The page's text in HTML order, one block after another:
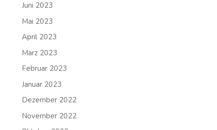
Juni 2023
Mai 2023
April 2023
März 2023
Februar 2023
Januar 2023
Dezember 2022
November 2022